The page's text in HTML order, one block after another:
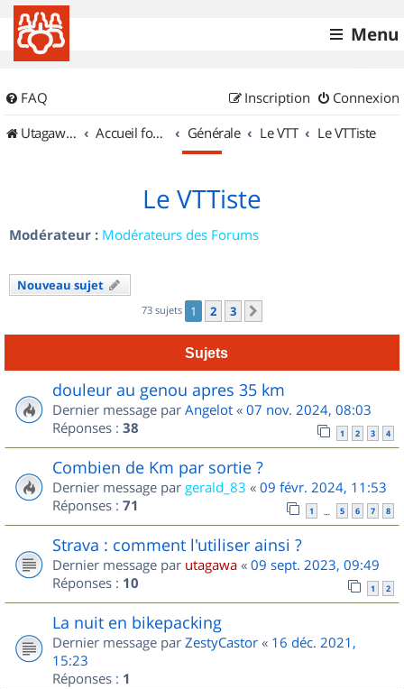
Menu
FAQ Connexion
Inscription
UtagawaVTT (Randos VTT et VTTAE avec traces GPS)
Accueil forum Générale Le VTT Le VTTiste
Le VTTiste
Modérateur : Modérateurs des Forums
Nouveau sujet
73 sujets 1 2 3
Sujets
douleur au genou apres 35 km
Dernier message par Angelot « 07 nov. 2024, 08:03
Réponses : 38 1 2 3 4
Combien de Km par sortie ?
Dernier message par gerald_83 « 09 févr. 2024, 11:53
Réponses : 71 1 … 5 6 7 8
Strava : comment l'utiliser ainsi ?
Dernier message par utagawa « 09 sept. 2023, 09:49
Réponses : 10 1 2
La nuit en bikepacking
Dernier message par ZestyCastor « 16 déc. 2021,
15:23
Réponses : 1